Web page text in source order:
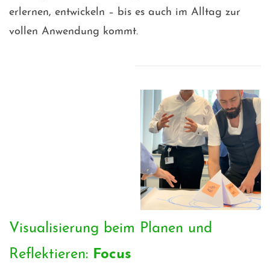
erlernen, entwickeln – bis es auch im Alltag zur
vollen Anwendung kommt.
Visualisierung beim Planen und
Reflektieren: Focus